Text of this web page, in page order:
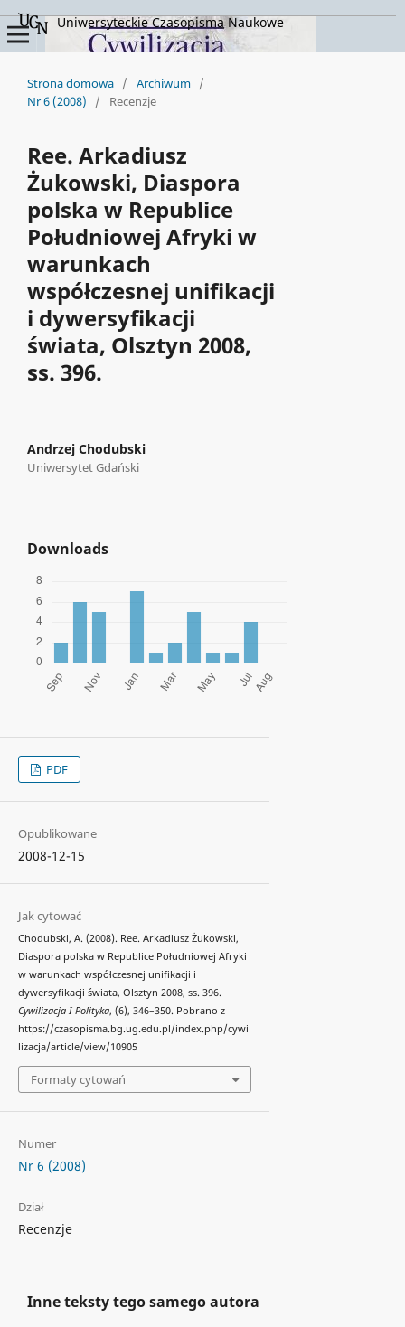
Uniwersyteckie Czasopisma Naukowe
Strona domowa / Archiwum /
Nr 6 (2008)
/ Recenzje
Ree. Arkadiusz
Żukowski, Diaspora
polska w Republice
Południowej Afryki w
warunkach
współczesnej unifikacji
i dywersyfikacji
świata, Olsztyn 2008,
ss. 396.
Andrzej Chodubski
Uniwersytet Gdański
Downloads
PDF
Opublikowane
2008-12-15
Jak cytować
Chodubski, A. (2008). Ree. Arkadiusz Żukowski,
Diaspora polska w Republice Południowej Afryki
w warunkach współczesnej unifikacji i
dywersyfikacji świata, Olsztyn 2008, ss. 396.
Cywilizacja I Polityka, (6), 346–350. Pobrano z
https://czasopisma.bg.ug.edu.pl/index.php/cywi
lizacja/article/view/10905
Formaty cytowań
Numer
Nr 6 (2008)
Dział
Recenzje
Inne teksty tego samego autora